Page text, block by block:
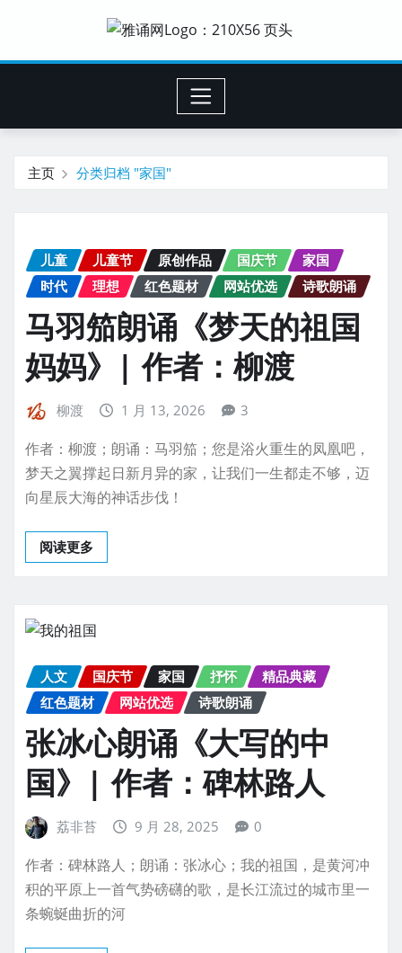
主页 分类归档 "家国"
儿童 儿童节 原创作品 国庆节
家国
时代
理想 红色题材 网站优选 诗歌朗诵
马羽笳朗诵《梦天的祖国
妈妈》| 作者：柳渡
柳渡 1 月 13, 2026 3
作者：柳渡；朗诵：马羽笳；您是浴火重生的凤凰吧，
梦天之翼撑起日新月异的家，让我们一生都走不够，迈
向星辰大海的神话步伐！
阅读更多
人文 国庆节 家国 抒怀
精品典藏
红色题材
网站优选 诗歌朗诵
张冰心朗诵《大写的中
国》| 作者：碑林路人
荔非苔 9 月 28, 2025 0
作者：碑林路人；朗诵：张冰心；我的祖国，是黄河冲
积的平原上一首气势磅礴的歌，是长江流过的城市里一
条蜿蜒曲折的河